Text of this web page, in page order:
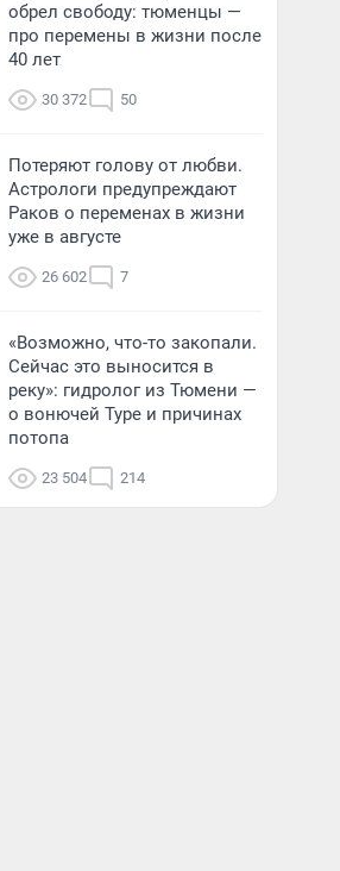
обрел свободу: тюменцы —
про перемены в жизни после
40 лет
30 372 50
Потеряют голову от любви.
Астрологи предупреждают
Раков о переменах в жизни
уже в августе
26 602 7
«Возможно, что-то закопали.
Сейчас это выносится в
реку»: гидролог из Тюмени —
о вонючей Туре и причинах
потопа
23 504 214